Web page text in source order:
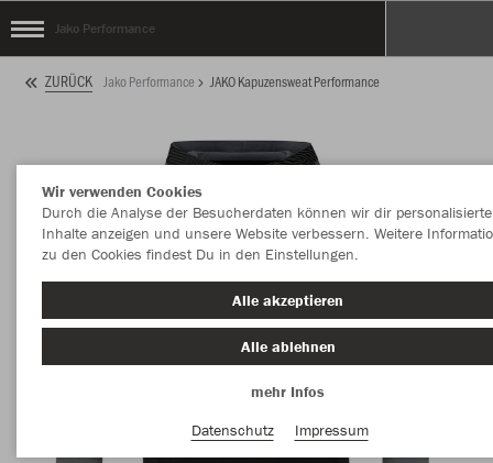
Jako Performance
ZURÜCK Jako Performance JAKO Kapuzensweat Performance
Wir verwenden Cookies
Durch die Analyse der Besucherdaten können wir dir personalisierte
Inhalte anzeigen und unsere Website verbessern. Weitere
zu den Cookies findest Du in den Einstellungen.
Alle akzeptieren
Alle ablehnen
mehr Infos
Datenschutz
Impressum